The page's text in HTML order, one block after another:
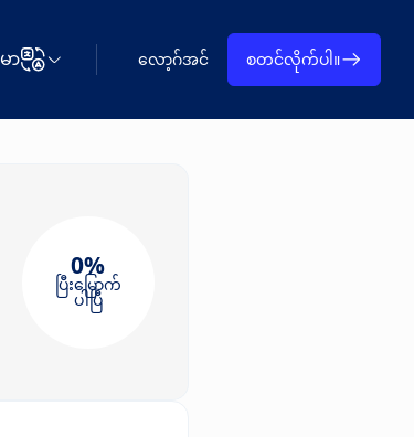
on TAP
ာဘာသာစကားပြောင်းပါ။လော့ဂ်အင် စတင်လိုက်ပါ။
0%
ပြီးမြောက်
ပါပြီ